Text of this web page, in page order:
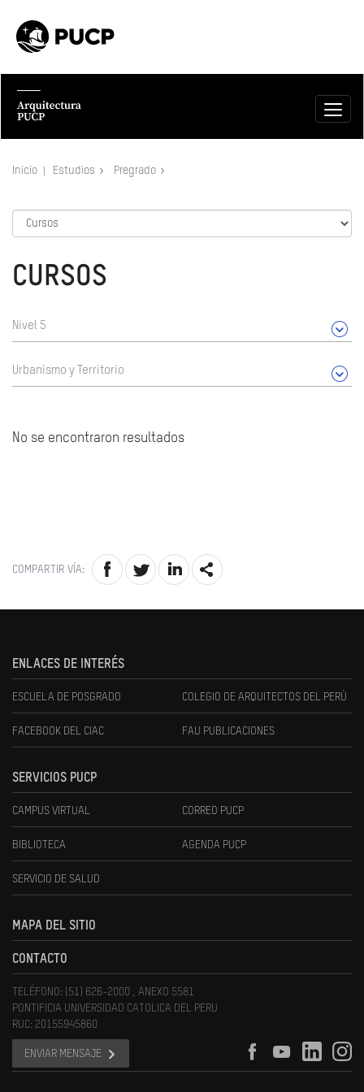
Inicio Estudios Pregrado
CURSOS
Nivel 5
Urbanismo y Territorio
No se encontraron resultados
COMPARTIR VÍA:
ENLACES DE INTERÉS
ESCUELA DE POSGRADO COLEGIO DE ARQUITECTOS DEL PERÚ
FACEBOOK DEL CIAC FAU PUBLICACIONES
SERVICIOS PUCP
CAMPUS VIRTUAL CORREO PUCP
BIBLIOTECA AGENDA PUCP
SERVICIO DE SALUD
MAPA DEL SITIO
CONTACTO
TELÉFONO: (51) 626-2000 , ANEXO 5581
PONTIFICIA UNIVERSIDAD CATOLICA DEL PERU
RUC: 20155945860
ENVIAR MENSAJE